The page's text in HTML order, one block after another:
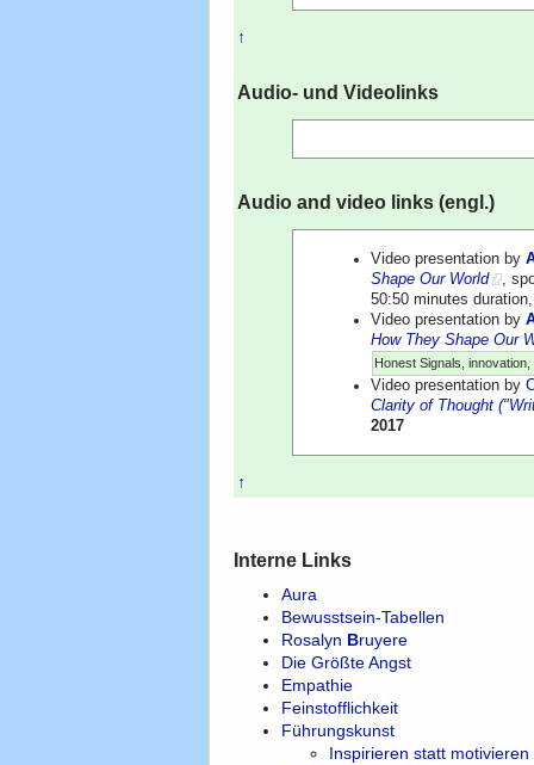
↑
Audio- und Videolinks
Audio and video links (engl.)
Video presentation by
Shape Our World
,
50:50 minutes
Video presentation by
How They Shape Our
Honest Signals,
Video presentation by
Clarity of Thought
2017
↑
Interne Links
Aura
Bewusstsein-Tabellen
Rosalyn Bruyere
Die Größte Angst
Empathie
Feinstofflichkeit
Führungskunst
Inspirieren statt